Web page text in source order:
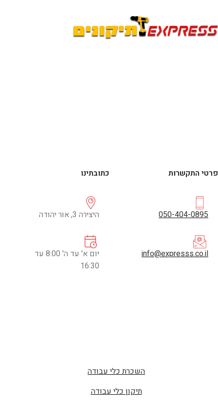
פרטי התקשרות
050-404-0895
info@expresss.co.il
כתובתינו
היצירה 3, אור יהודה
יום א' עד ה' 8:00 עד
16:30
השכרת כלי עבודה
תיקון כלי עבודה